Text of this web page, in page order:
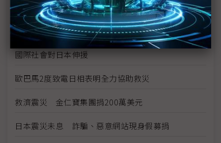
日本天皇電視演說 為國祈禱籲民團結
複合型災難危機 考驗菅直人領導能力
國際社會對日本伸援
歐巴馬2度致電日相表明全力協助救災
救濟震災 金仁寶集團捐200萬美元
日本震災未息 詐騙、惡意網站現身假募捐